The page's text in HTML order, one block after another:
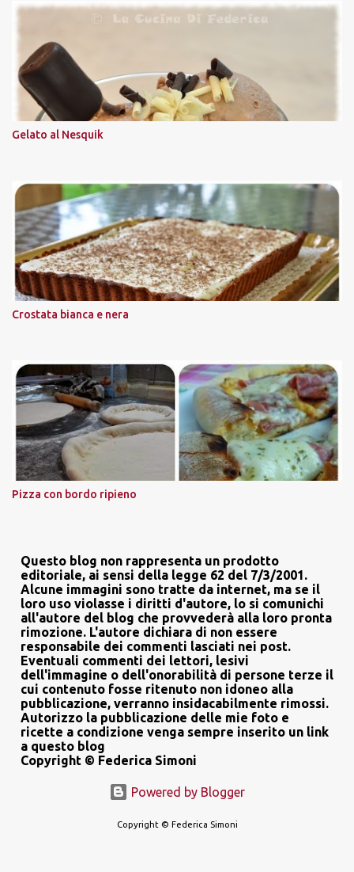
Gelato al Nesquik
Crostata bianca e nera
Pizza con bordo ripieno
Questo blog non rappresenta un prodotto
editoriale, ai sensi della legge 62 del 7/3/2001.
Alcune immagini sono tratte da internet, ma se il
loro uso violasse i diritti d'autore, lo si comunichi
all'autore del blog che provvederà alla loro pronta
rimozione. L'autore dichiara di non essere
responsabile dei commenti lasciati nei post.
Eventuali commenti dei lettori, lesivi
dell'immagine o dell'onorabilità di persone terze il
cui contenuto fosse ritenuto non idoneo alla
pubblicazione, verranno insidacabilmente rimossi.
Autorizzo la pubblicazione delle mie foto e
ricette a condizione venga sempre inserito un link
a questo blog
Copyright © Federica Simoni
Powered by Blogger
Copyright © Federica Simoni